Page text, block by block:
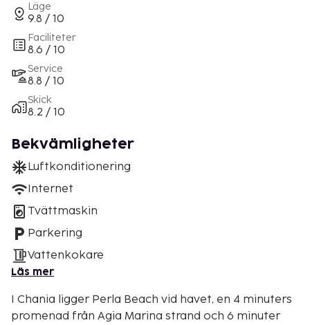
Läge
9.8 / 10
Faciliteter
8.6 / 10
Service
8.8 / 10
Skick
8.2 / 10
Bekvämligheter
Luftkonditionering
Internet
Tvättmaskin
Parkering
Vattenkokare
Läs mer
I Chania ligger Perla Beach vid havet, en 4 minuters
promenad från Agia Marina strand och 6 minuter